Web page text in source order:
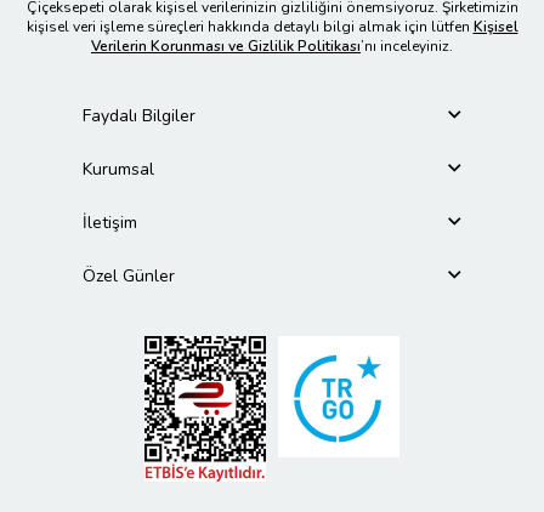
Çiçeksepeti olarak kişisel verilerinizin gizliliğini önemsiyoruz. Şirketimizin
kişisel veri işleme süreçleri hakkında detaylı bilgi almak için lütfen Kişisel
Verilerin Korunması ve Gizlilik Politikası’nı inceleyiniz.
Faydalı Bilgiler
Kurumsal
İletişim
Özel Günler